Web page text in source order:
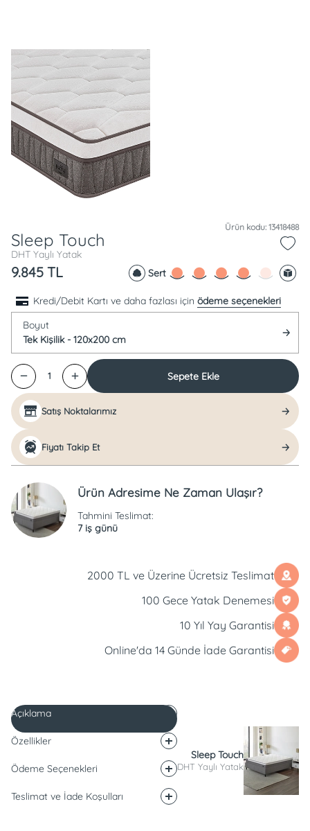
Ürün kodu: 13418488
Sleep Touch
DHT Yaylı Yatak
9.845 TL Sert
Kredi/Debit Kartı ve daha fazlası için ödeme seçenekleri
Boyut
Tek Kişilik - 120x200 cm
1 Sepete Ekle
Satış Noktalarımız
Fiyatı Takip Et
Ürün Adresime Ne Zaman Ulaşır?
Tahmini Teslimat:
7 iş günü
2000 TL ve Üzerine Ücretsiz Teslimat
100 Gece Yatak Denemesi
10 Yıl Yay Garantisi
Online'da 14 Günde İade Garantisi
Açıklama
Özellikler
Ödeme Seçenekleri
Teslimat ve İade Koşulları
Sleep Touch
DHT Yaylı Yatak